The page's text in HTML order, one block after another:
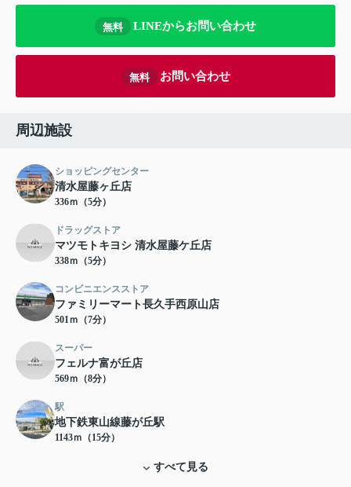
無料 LINEからお問い合わせ
無料 お問い合わせ
周辺施設
ショッピングセンター
清水屋藤ヶ丘店
336ｍ（5分）
ドラッグストア
マツモトキヨシ 清水屋藤ケ丘店
338ｍ（5分）
コンビニエンスストア
ファミリーマート長久手西原山店
501ｍ（7分）
スーパー
フェルナ富が丘店
569ｍ（8分）
駅
地下鉄東山線藤が丘駅
1143ｍ（15分）
すべて見る